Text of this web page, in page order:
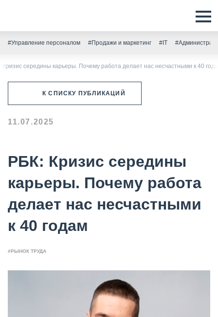
#Управление персоналом #Продажи и маркетинг #IT
Кризис середины карьеры. Почему работа делает нас несчастными к 40
К СПИСКУ ПУБЛИКАЦИЙ
11.07.2025
РБК: Кризис середины
карьеры. Почему работа
делает нас несчастными
к 40 годам
#РЫНОК ТРУДА